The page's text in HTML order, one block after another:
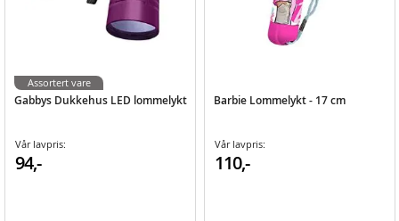
Gabbys Dukkehus LED lommelykt
Vår lavpris:
94,-
Assortert vare
Barbie Lommelykt - 17 cm
Vår lavpris:
110,-